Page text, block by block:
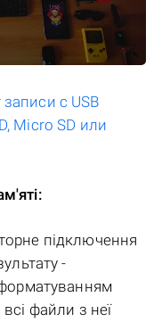
с USB
Micro SD или
підключення
-
файли з неї